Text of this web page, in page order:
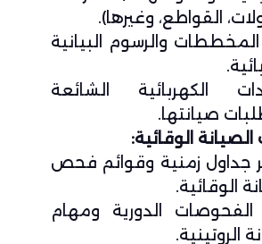
القواطع، وغيرها).
والرسوم البيانية
الكهربائية الشائعة
صيانتها.
الوقائية:
جداول زمنية وقوائم فحص
الوقائية.
الفحوصات الدورية ومهام
الروتينية.